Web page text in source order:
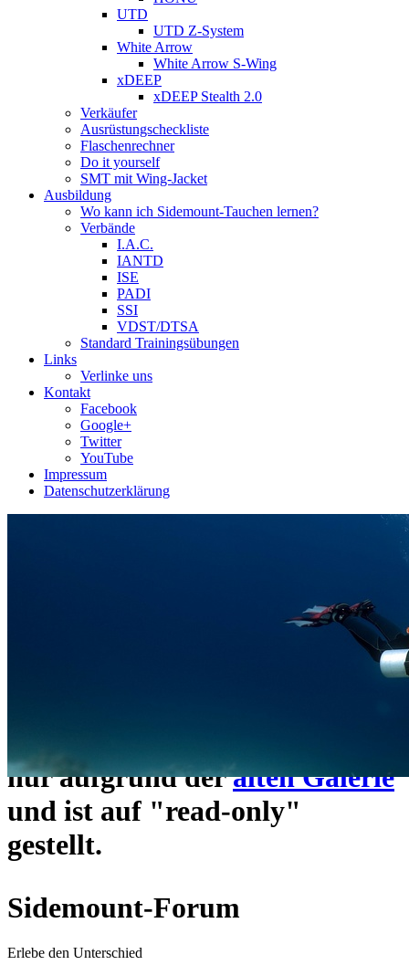
UTD
UTD Z-System
White Arrow
White Arrow S-Wing
xDEEP
xDEEP Stealth 2.0
Verkäufer
Ausrüstungscheckliste
Flaschenrechner
Do it yourself
SMT mit Wing-Jacket
Ausbildung
Wo kann ich Sidemount-Tauchen lernen?
Verbände
I.A.C.
IANTD
ISE
PADI
SSI
VDST/DTSA
Standard Trainingsübungen
Links
Verlinke uns
Kontakt
Facebook
Google+
Twitter
YouTube
Impressum
Datenschutzerklärung
umgezogen und wie gewohnt
https://www.sidemount-
Das alte Forum hier existiert
nur aufgrund deralten Galerie
und ist auf "read-only"
gestellt.
Sidemount-Forum
Erlebe den Unterschied